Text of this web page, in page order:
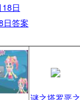
日
日答案
谜之塔罗恶之